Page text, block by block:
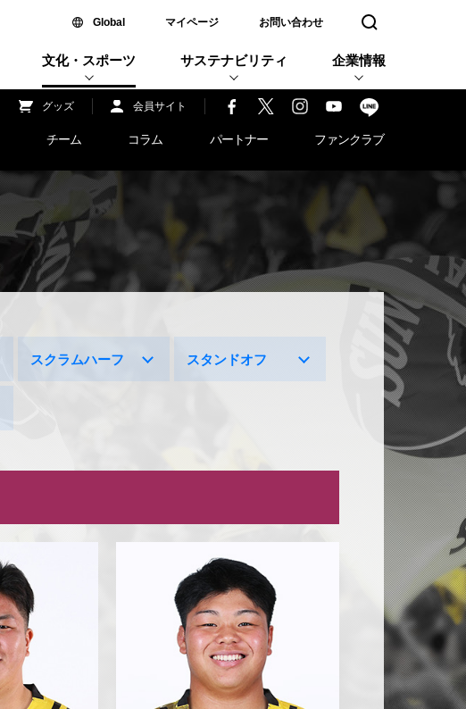
Global新しいウィンドウで開く
マイページ お問い合わせ 検索窓を開く
文化・スポーツ サステナビリティ 企業情報
グッズ 会員サイト
チーム コラム パートナー ファンクラブ
スクラムハーフ スタンドオフ